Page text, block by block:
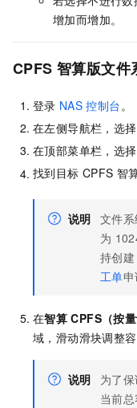
增加而增加。
CPFS 智算版文件
登录 NAS 控制台。
在左侧导航栏，选择
在顶部菜单栏，选择
找到目标 CPFS 智
说明 文件
为
持创建
工单申
在智算 CPFS（按
域，滑动滑块调整容
说明
为了
当前